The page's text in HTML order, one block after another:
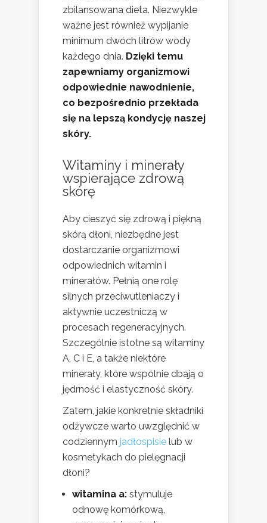
zbilansowana dieta. Niezwykle
ważne jest również wypijanie
minimum dwóch litrów wody
każdego dnia. Dzięki temu
zapewniamy organizmowi
odpowiednie nawodnienie,
co bezpośrednio przekłada
się na lepszą kondycję naszej
skóry.
Witaminy i minerały
wspierające zdrową
skórę
Aby cieszyć się zdrową i piękną
skórą dłoni, niezbędne jest
dostarczanie organizmowi
odpowiednich witamin i
minerałów. Pełnią one rolę
silnych przeciwutleniaczy i
aktywnie uczestniczą w
procesach regeneracyjnych.
Szczególnie istotne są witaminy
A, C i E, a także niektóre
minerały, które wspólnie dbają o
jędrność i elastyczność skóry.
Zatem, jakie konkretnie składniki
odżywcze warto uwzględnić w
codziennym jadłospisie lub w
kosmetykach do pielęgnacji
dłoni?
witamina a: stymuluje
odnowę komórkową,